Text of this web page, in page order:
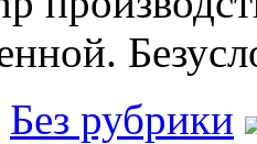
Без рубрики